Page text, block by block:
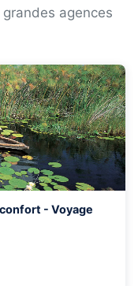
agences
- Voyage